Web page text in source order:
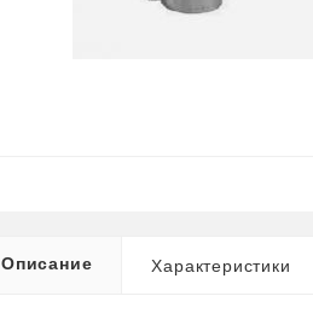
Описание Характеристики